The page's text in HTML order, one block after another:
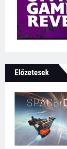
Előzetesek